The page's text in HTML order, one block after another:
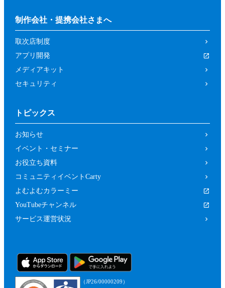
制作会社・提携会社さまへ
取次店制度
アプリ開発
メディアキット
セキュリティ
トピックス
お知らせ
イベント・セミナー
お役立ち資料
コミュニティイベントCarty
よむよむカラーミー
YouTubeチャンネル
サービス運営状況
（JP26/00000209）